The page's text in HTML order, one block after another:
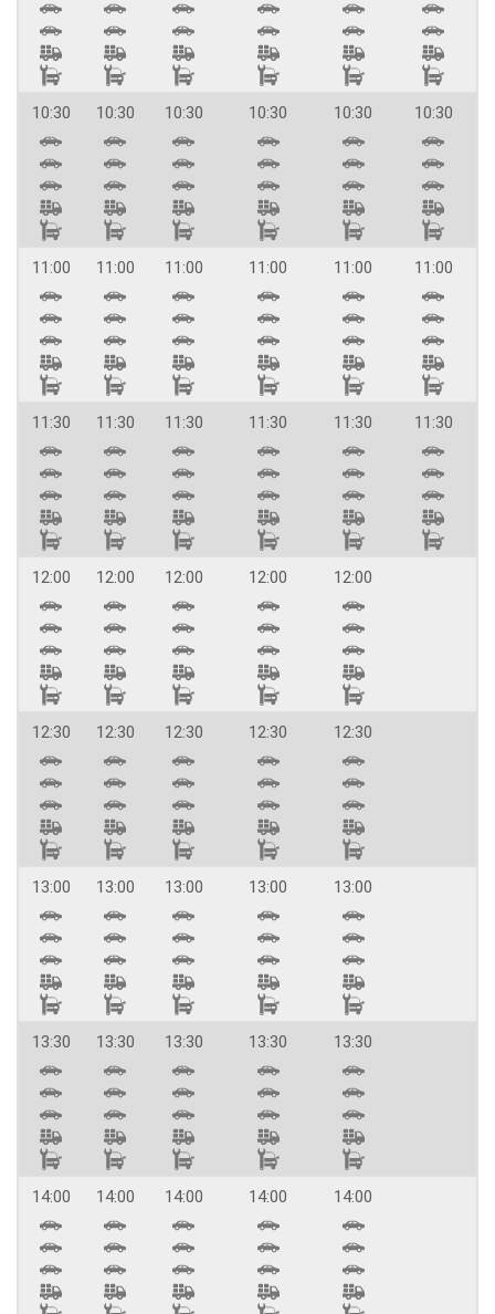
10:30 10:30 10:30 10:30 10:30 10:30
11:00 11:00 11:00 11:00 11:00 11:00
11:30 11:30 11:30 11:30 11:30 11:30
12:00 12:00 12:00 12:00 12:00
12:30 12:30 12:30 12:30 12:30
13:00 13:00 13:00 13:00 13:00
13:30 13:30 13:30 13:30 13:30
14:00 14:00 14:00 14:00 14:00